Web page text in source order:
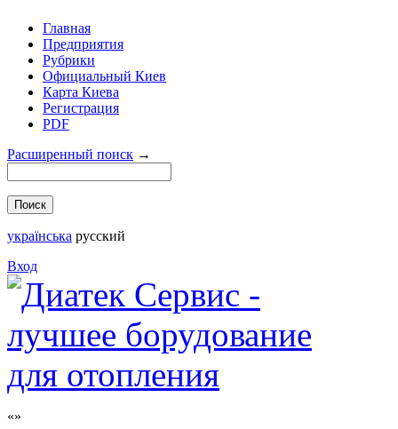
Главная
Предприятия
Рубрики
Официальный Киев
Карта Киева
Регистрация
PDF
Расширенный поиск →
українська русский
Вход